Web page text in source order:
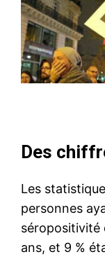
Des
Les
personnes
séropositivité
ans, et 9 %